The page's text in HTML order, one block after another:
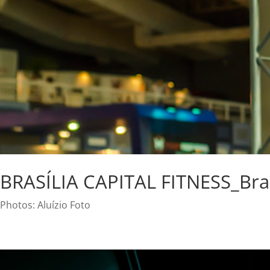
BRASÍLIA CAPITAL
Photos: Aluízio Foto